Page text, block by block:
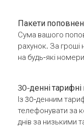
Пакети
Сума вашого
рахунок. За
на будь-які
30-денні
Із 30-денним
телефонувати за
днів за низькими